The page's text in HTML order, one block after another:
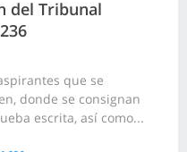
del Tribunal
que se
donde se consignan
escrita, así como...